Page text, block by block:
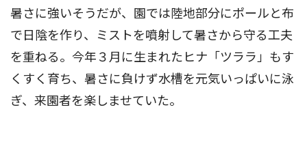
暑さに強いそうだが、園では陸地部分にポールと布
で日陰を作り、ミストを噴射して暑さから守る工夫
を重ねる。今年３月に生まれたヒナ「ツララ」もす
くすく育ち、暑さに負けず水槽を元気いっぱいに泳
ぎ、来園者を楽しませていた。